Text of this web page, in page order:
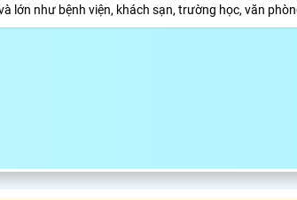
lớn như bệnh viện, khách sạn, trường học, văn